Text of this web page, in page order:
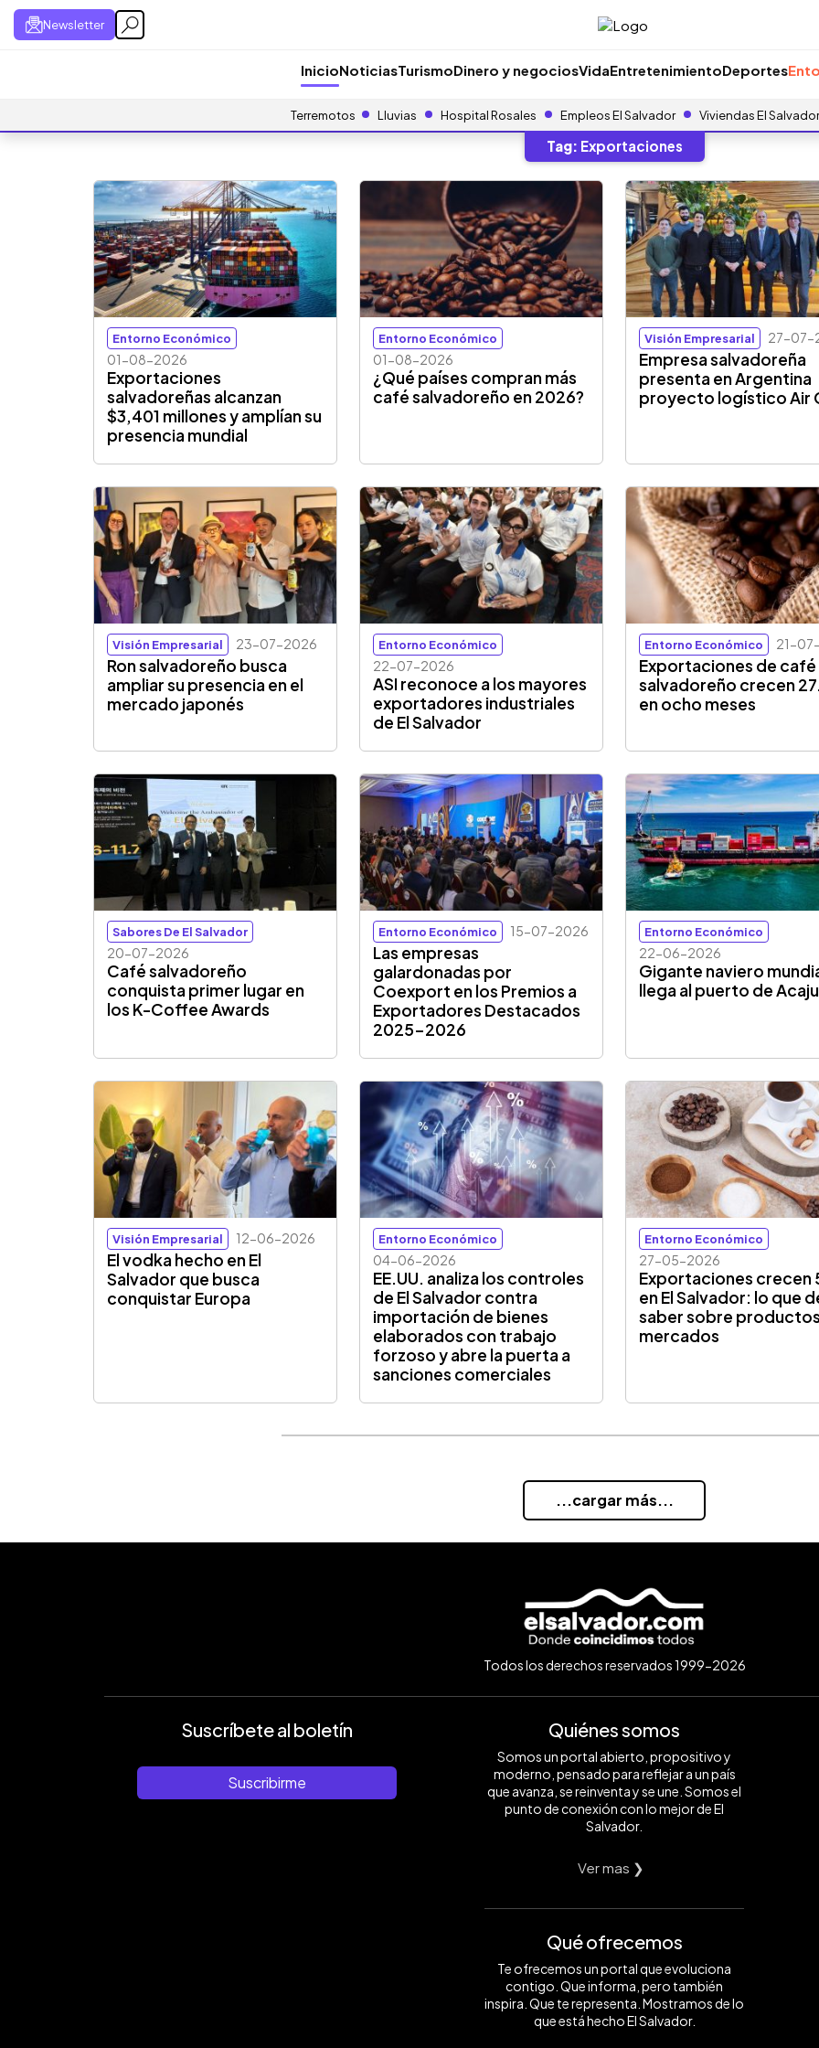
Newsletter
InicioNoticiasTurismoDinero y negociosVidaEntretenimientoDeportes
Terremotos Lluvias Hospital Rosales Empleos El Salvador Viviendas El Salvador
Tag: Exportaciones
Entorno Económico
01-08-2026
Exportaciones
salvadoreñas alcanzan
$3,401 millones y amplían su
presencia mundial
Entorno Económico
01-08-2026
¿Qué países compran más
café salvadoreño en 2026?
Visión Empresarial 27-07-
Empresa salvadoreña
presenta en Argentina
proyecto logístico Air
Visión Empresarial 23-07-2026
Ron salvadoreño busca
ampliar su presencia en el
mercado japonés
Entorno Económico
22-07-2026
ASI reconoce a los mayores
exportadores industriales
de El Salvador
Entorno Económico 21-
Exportaciones de café
salvadoreño crecen
en ocho meses
Sabores De El Salvador
20-07-2026
Café salvadoreño
conquista primer lugar en
los K-Coffee Awards
Entorno Económico 15-07-2026
Las empresas
galardonadas por
Coexport en los Premios a
Exportadores Destacados
2025-2026
Entorno Económico
22-06-2026
Gigante naviero
llega al puerto de
Visión Empresarial 12-06-2026
El vodka hecho en El
Salvador que busca
conquistar Europa
Entorno Económico
04-06-2026
EE.UU. analiza los controles
de El Salvador contra
importación de bienes
elaborados con trabajo
forzoso y abre la puerta a
sanciones comerciales
Entorno Económico
27-05-2026
Exportaciones crecen
en El Salvador: lo que
saber sobre
mercados
...cargar más...
Todos los derechos reservados 1999-2026
Suscríbete al boletín
Suscribirme
Quiénes somos
Somos un portal abierto, propositivo y
moderno, pensado para reflejar a un país
que avanza, se reinventa y se une. Somos el
punto de conexión con lo mejor de El
Salvador.
Ver mas ❯
Qué ofrecemos
Te ofrecemos un portal que evoluciona
contigo. Que informa, pero también
inspira. Que te representa. Mostramos de lo
que está hecho El Salvador.